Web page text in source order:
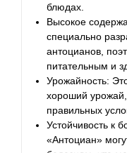
блюдах.
Высокое
специально
антоцианов,
питательным и
Урожайность:
хороший
правильных
Устойчивость к
«Антоциан»